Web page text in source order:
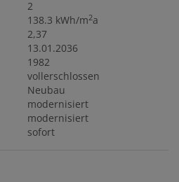
2
138.3 kWh/m2a
2,37
13.01.2036
1982
vollerschlossen
Neubau
modernisiert
modernisiert
sofort